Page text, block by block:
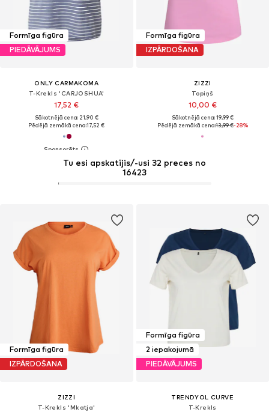
Formīga figūra
PIEDĀVĀJUMS
ONLY CARMAKOMA
T-Krekls 'CARJOSHUA'
17,52 €
Sākotnējā cena: 21,90 €
Pēdējā zemākā cena:17,52 €
Formīga figūra
IZPĀRDOŠANA
ZIZZI
Topiņš
10,00 €
Sākotnējā cena: 19,99 €
Pēdējā zemākā cena:13,99 €-28%
Formīga figūra
IZPĀRDOŠANA
ZIZZI
T-Krekls 'Mkatja'
Tu esi apskatījis/-usi 32 preces no
16423
Formīga figūra
2 iepakojumā
PIEDĀVĀJUMS
TRENDYOL CURVE
T-Krekls